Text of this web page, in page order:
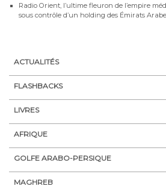
Radio Orient, l’ultime fleuron de l’empire
sous contrôle d’un holding des Émirats
ACTUALITÉS
FLASHBACKS
LIVRES
AFRIQUE
GOLFE ARABO-PERSIQUE
MAGHREB